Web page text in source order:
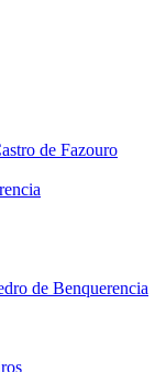
de Fazouro
de Benquerencia